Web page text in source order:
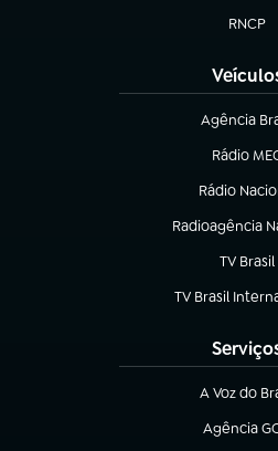
RNCP
(abre
Agência
(abre em
Rádio
Rádio
(abre em
Radioagência
(abre em nova
TV Brasil
(abre
TV Brasil
(abre em nova
A Voz do
(abre em
Agência
(abre em